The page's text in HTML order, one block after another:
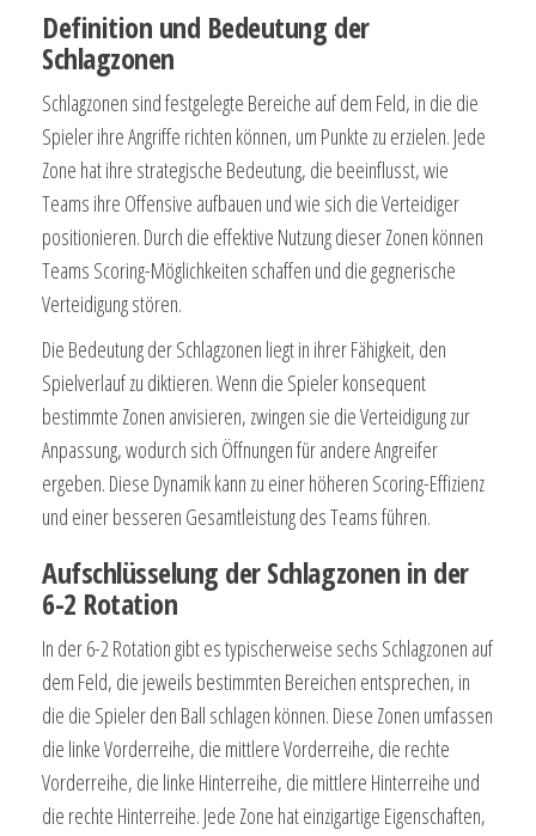
Definition und Bedeutung der
Schlagzonen
Schlagzonen sind festgelegte Bereiche auf dem Feld, in die die
Spieler ihre Angriffe richten können, um Punkte zu erzielen. Jede
Zone hat ihre strategische Bedeutung, die beeinflusst, wie
Teams ihre Offensive aufbauen und wie sich die Verteidiger
positionieren. Durch die effektive Nutzung dieser Zonen können
Teams Scoring-Möglichkeiten schaffen und die gegnerische
Verteidigung stören.
Die Bedeutung der Schlagzonen liegt in ihrer Fähigkeit, den
Spielverlauf zu diktieren. Wenn die Spieler konsequent
bestimmte Zonen anvisieren, zwingen sie die Verteidigung zur
Anpassung, wodurch sich Öffnungen für andere Angreifer
ergeben. Diese Dynamik kann zu einer höheren Scoring-Effizienz
und einer besseren Gesamtleistung des Teams führen.
Aufschlüsselung der Schlagzonen in der
6-2 Rotation
In der 6-2 Rotation gibt es typischerweise sechs Schlagzonen auf
dem Feld, die jeweils bestimmten Bereichen entsprechen, in
die die Spieler den Ball schlagen können. Diese Zonen umfassen
die linke Vorderreihe, die mittlere Vorderreihe, die rechte
Vorderreihe, die linke Hinterreihe, die mittlere Hinterreihe und
die rechte Hinterreihe. Jede Zone hat einzigartige Eigenschaften,